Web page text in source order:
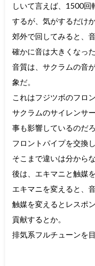
しいて言えば、1500回
するが、気がするだけ
郊外で回してみると、
確かに音は大きくなっ
音質は、サクラムの音
象だ。
これはフジツボのフロ
サクラムのサイレンサ
事も影響しているのだろ
フロントパイプを交換
そこまで違いは分から
後は、エキマニと触媒
エキマニを変えると、
触媒を変えるとレスポ
貢献するとか。
排気系フルチューンを